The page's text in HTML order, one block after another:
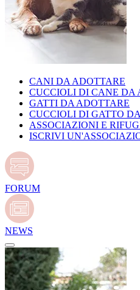
CANI DA ADOTTARE
CUCCIOLI DI CANE DA
GATTI DA ADOTTARE
CUCCIOLI DI GATTO
ASSOCIAZIONI E
ISCRIVI
FORUM
NEWS